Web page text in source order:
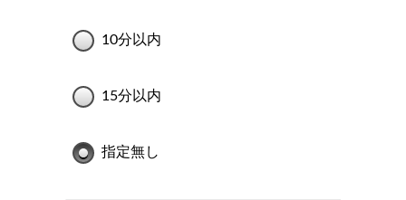
10分以内
15分以内
指定無し